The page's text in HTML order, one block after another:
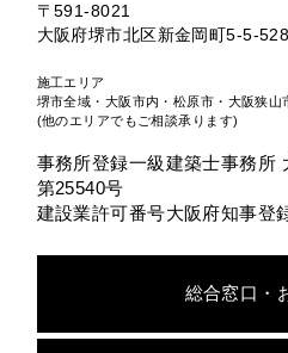
〒591-8021
大阪府堺市北区新金岡町5-5-528
施工エリア
堺市全域・大阪市内・松原市・大阪狭山
(他のエリアでもご相談承ります)
事務所登録一級建築士事務所
第25540号
建設業許可番号大阪府知事登
総合窓口・